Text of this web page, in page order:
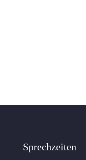
Sprechzeiten